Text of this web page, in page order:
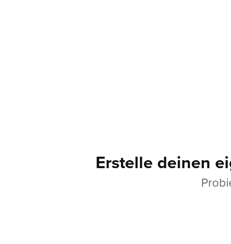
Erstelle deinen